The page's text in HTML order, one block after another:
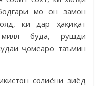
мо он замон
ки дар ҳақиқат
милл буда, рушди
ҷомеаро таъмин
солиёни зиёд